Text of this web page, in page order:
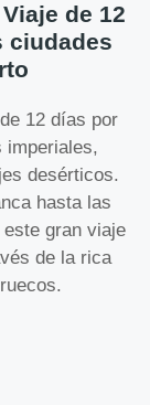
de 12
ciudades
12 días por
imperiales,
desérticos.
hasta las
gran viaje
de la rica